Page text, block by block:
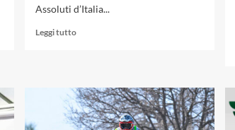
Assoluti d’Italia...
Leggi tuttoLeggi
Colorio
vuole
il